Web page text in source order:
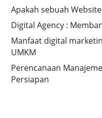
Apakah sebuah
Digital Agency :
Manfaat digital
UMKM
Perencanaan
Persiapan